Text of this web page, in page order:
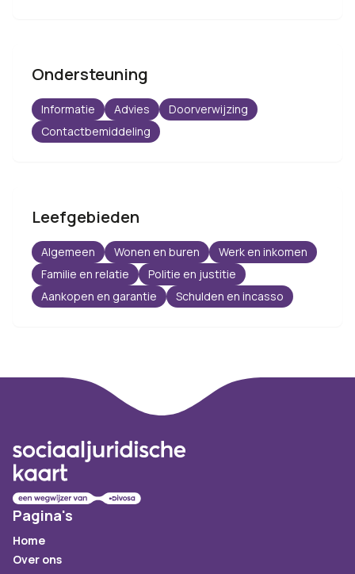
Ondersteuning
Informatie Advies
Doorverwijzing
Contactbemiddeling
Leefgebieden
Algemeen Wonen en buren
Werk en inkomen
Familie en relatie
Politie en justitie
Aankopen en garantie
Schulden en incasso
Pagina's
Home
Over ons